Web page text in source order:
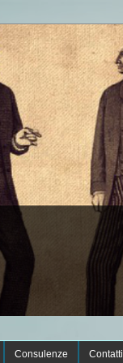
Consulenze Contatti